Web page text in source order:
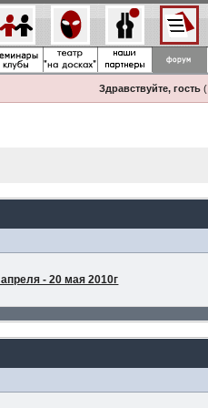
Здравствуйте, гость(
- 20 мая 2010г